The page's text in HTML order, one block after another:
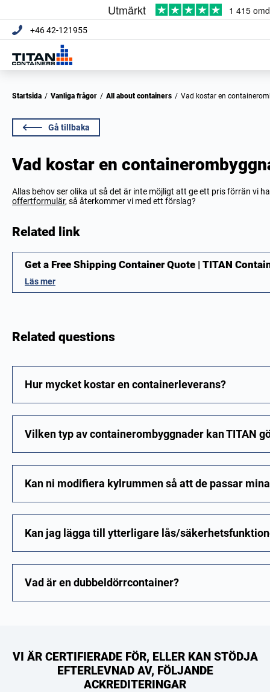
+46 42-121955
Startsida / Vanliga frågor / All about containers / Vad kostar en
Gå tillbaka
Vad kostar en
Allas behov ser olika ut så det är inte möjligt att ge ett pris förrän vi
offertformulär, så återkommer vi med ett förslag?
Related link
Get a Free Shipping Container Quote | TITAN
Läs mer
Related questions
Hur mycket kostar en containerleverans?
Vilken typ av containerombyggnader kan TITAN
Kan ni modifiera kylrummen så att de passar
Kan jag lägga till ytterligare lås/
Vad är en dubbeldörrcontainer?
VI ÄR CERTIFIERADE FÖR, ELLER KAN STÖDJA
EFTERLEVNAD AV, FÖLJANDE
ACKREDITERINGAR